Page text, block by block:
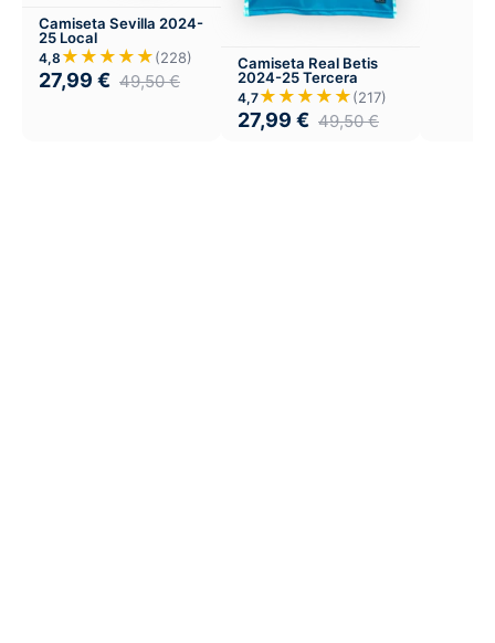
Camiseta Sevilla 2024-
25 Local
4,8 ★★★★★(228)
27,99 € 49,50€
Camiseta Real Betis
2024-25 Tercera
4,7★★★★★(217)
27,99 € 49,50€